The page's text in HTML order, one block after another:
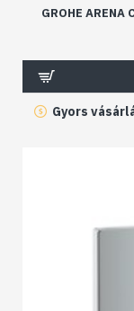
GROHE ARENA
Gyors